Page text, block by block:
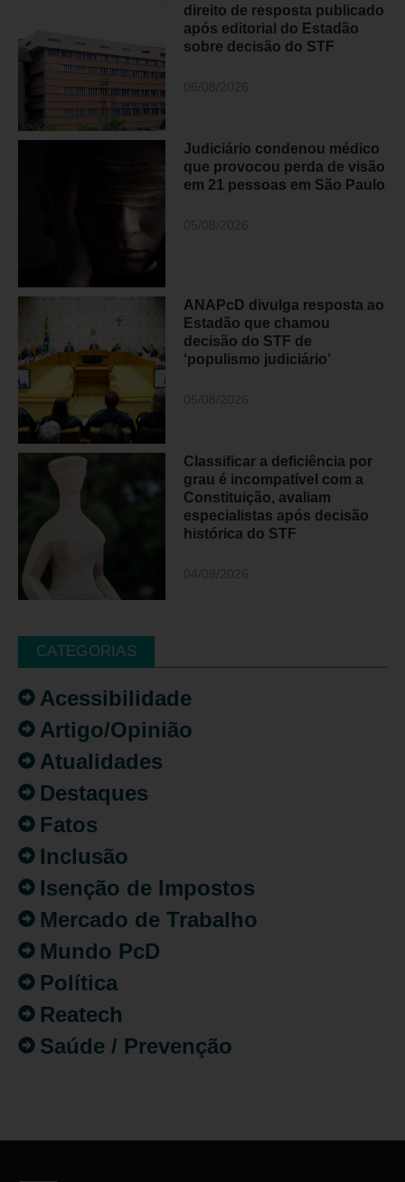
direito de resposta publicado
após editorial do Estadão
sobre decisão do STF
Judiciário condenou médico
que provocou perda de visão
em 21 pessoas em São Paulo
ANAPcD divulga resposta ao
Estadão que chamou
decisão do STF de
‘populismo judiciário’
Classificar a deficiência por
grau é incompatível com a
Constituição, avaliam
especialistas após decisão
histórica do STF
CATEGORIAS
Acessibilidade
Artigo/Opinião
Atualidades
Destaques
Fatos
Inclusão
Isenção de Impostos
Mercado de Trabalho
Mundo PcD
Política
Reatech
Saúde / Prevenção